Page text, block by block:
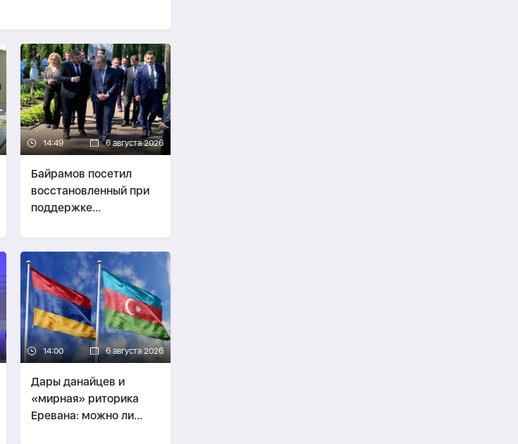
14:49 6 августа 2026
Байрамов посетил
восстановленный при
поддержке
14:00 6 августа 2026
Дары данайцев и
«мирная» риторика
Еревана: можно ли